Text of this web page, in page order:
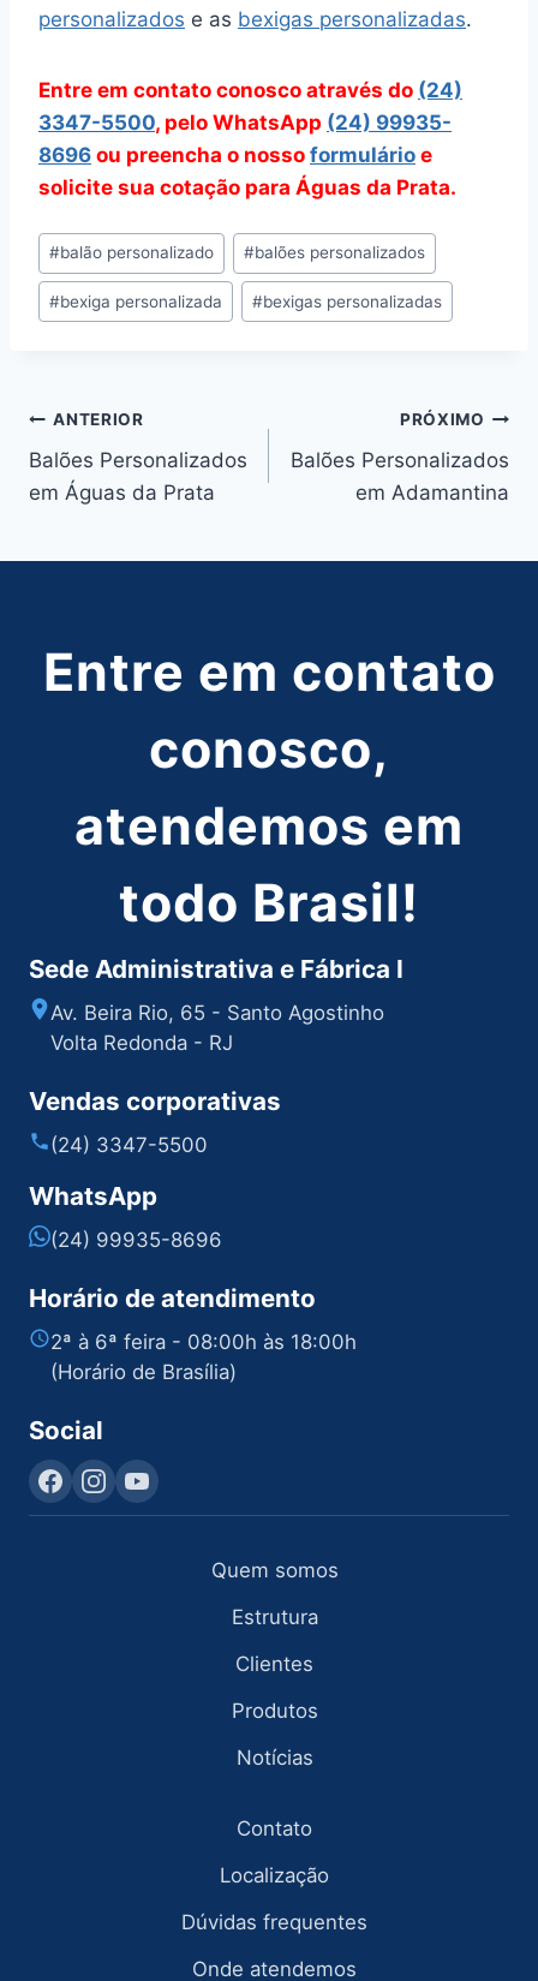
personalizados e as bexigas personalizadas.
Entre em contato conosco através do (24)
3347-5500, pelo WhatsApp (24) 99935-
8696 ou preencha o nosso formulário e
solicite sua cotação para Águas da Prata.
Tags
do
Post:
#balão personalizado #balões personalizados
#bexiga personalizada #bexigas personalizadas
Navegação
de
ANTERIOR
Balões Personalizados
em Águas da Prata
PRÓXIMO
Balões Personalizados
em Adamantina
Entre em contato
conosco,
atendemos em
todo Brasil!
Sede Administrativa e Fábrica I
Av. Beira Rio, 65 - Santo Agostinho
Volta Redonda - RJ
Vendas corporativas
(24) 3347-5500
WhatsApp
(24) 99935-8696
Horário de atendimento
2ª à 6ª feira - 08:00h às 18:00h
(Horário de Brasília)
Social
Quem somos
Estrutura
Clientes
Produtos
Notícias
Contato
Localização
Dúvidas frequentes
Onde atendemos